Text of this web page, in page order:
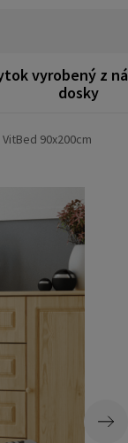
vyrobený z
dosky
90x200cm